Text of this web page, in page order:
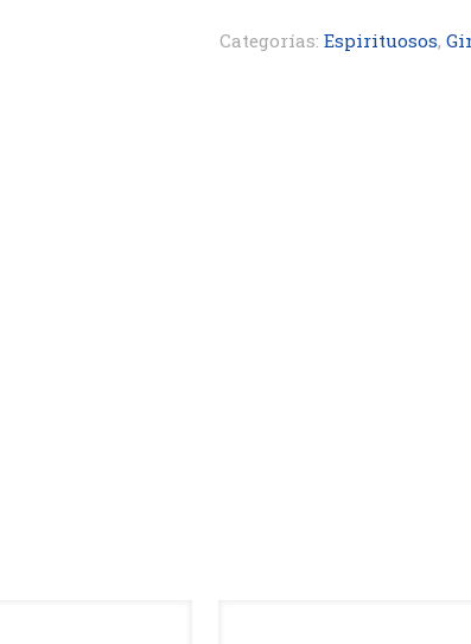
Categorías: Espirituosos,